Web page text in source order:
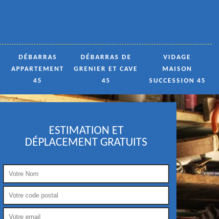
DÉBARRAS
APPARTEMENT
45
DÉBARRAS DE
GRENIER ET CAVE
45
VIDAGE
MAISON
SUCCESSION 45
ESTIMATION ET
DÉPLACEMENT GRATUITS